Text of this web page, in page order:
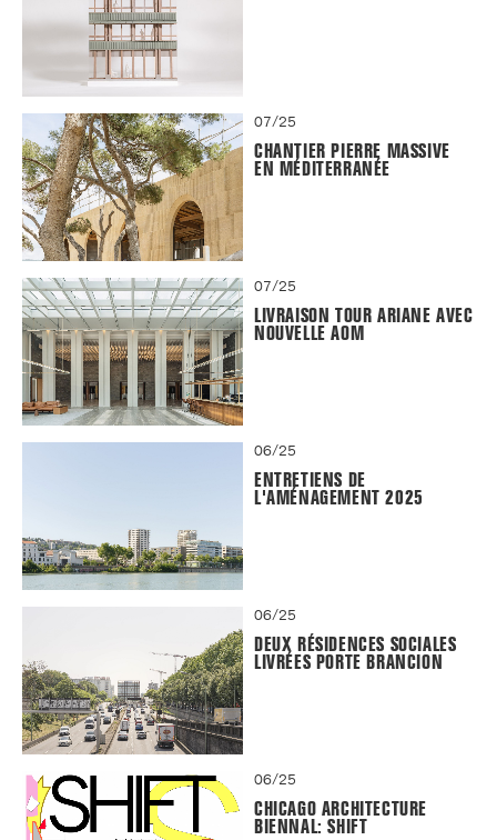
07/25
CHANTIER PIERRE MASSIVE
EN MÉDITERRANÉE
07/25
LIVRAISON TOUR ARIANE AVEC
NOUVELLE AOM
06/25
ENTRETIENS DE
L'AMÉNAGEMENT 2025
06/25
DEUX RÉSIDENCES SOCIALES
LIVRÉES PORTE BRANCION
06/25
CHICAGO ARCHITECTURE
BIENNAL: SHIFT